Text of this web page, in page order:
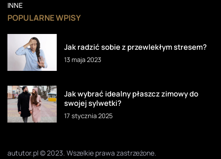
INNE
POPULARNE WPISY
Jak radzić sobie z przewlekłym stresem?
13 maja 2023
Jak wybrać idealny płaszcz zimowy do
swojej sylwetki?
17 stycznia 2025
aututor.pl © 2023. Wszelkie prawa zastrzeżone.